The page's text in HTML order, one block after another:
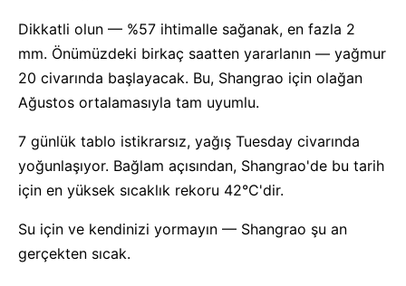
Dikkatli olun — %57 ihtimalle sağanak, en fazla 2
mm. Önümüzdeki birkaç saatten yararlanın — yağmur
20 civarında başlayacak. Bu, Shangrao için olağan
Ağustos ortalamasıyla tam uyumlu.
7 günlük tablo istikrarsız, yağış Tuesday civarında
yoğunlaşıyor. Bağlam açısından, Shangrao'de bu tarih
için en yüksek sıcaklık rekoru 42°C'dir.
Su için ve kendinizi yormayın — Shangrao şu an
gerçekten sıcak.